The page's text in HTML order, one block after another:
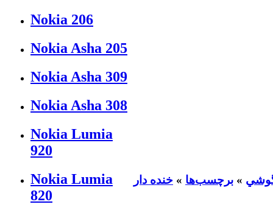
Nokia 206
Nokia Asha 205
Nokia Asha 309
Nokia Asha 308
Nokia Lumia
920
Nokia Lumia
820
» برچسب‌ها » خنده دار